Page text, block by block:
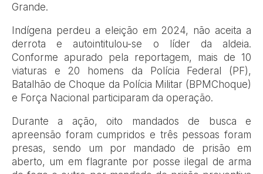
Grande.
Indígena perdeu a eleição em 2024, não aceita a
derrota e autointitulou-se o líder da aldeia.
Conforme apurado pela reportagem, mais de 10
viaturas e 20 homens da Polícia Federal (PF),
Batalhão de Choque da Polícia Militar (BPMChoque)
e Força Nacional participaram da operação.
Durante a ação, oito mandados de busca e
apreensão foram cumpridos e três pessoas foram
presas, sendo um por mandado de prisão em
aberto, um em flagrante por posse ilegal de arma